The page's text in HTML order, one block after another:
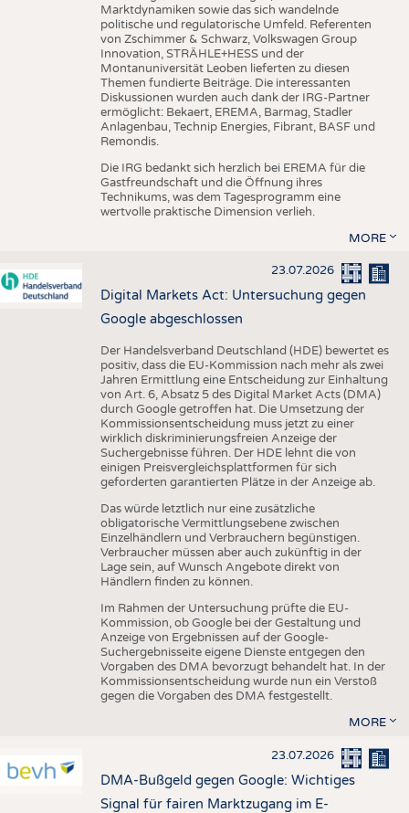
Marktdynamiken sowie das sich wandelnde
politische und regulatorische Umfeld. Referenten
von Zschimmer & Schwarz, Volkswagen Group
Innovation, STRÄHLE+HESS und der
Montanuniversität Leoben lieferten zu diesen
Themen fundierte Beiträge. Die interessanten
Diskussionen wurden auch dank der IRG-Partner
ermöglicht: Bekaert, EREMA, Barmag, Stadler
Anlagenbau, Technip Energies, Fibrant, BASF und
Remondis.
Die IRG bedankt sich herzlich bei EREMA für die
Gastfreundschaft und die Öffnung ihres
Technikums, was dem Tagesprogramm eine
wertvolle praktische Dimension verlieh.
MORE
23.07.2026
Digital Markets Act: Untersuchung gegen
Google abgeschlossen
Der Handelsverband Deutschland (HDE) bewertet es
positiv, dass die EU-Kommission nach mehr als zwei
Jahren Ermittlung eine Entscheidung zur Einhaltung
von Art. 6, Absatz 5 des Digital Market Acts (DMA)
durch Google getroffen hat. Die Umsetzung der
Kommissionsentscheidung muss jetzt zu einer
wirklich diskriminierungsfreien Anzeige der
Suchergebnisse führen. Der HDE lehnt die von
einigen Preisvergleichsplattformen für sich
geforderten garantierten Plätze in der Anzeige ab.
Das würde letztlich nur eine zusätzliche
obligatorische Vermittlungsebene zwischen
Einzelhändlern und Verbrauchern begünstigen.
Verbraucher müssen aber auch zukünftig in der
Lage sein, auf Wunsch Angebote direkt von
Händlern finden zu können.
Im Rahmen der Untersuchung prüfte die EU-
Kommission, ob Google bei der Gestaltung und
Anzeige von Ergebnissen auf der Google-
Suchergebnisseite eigene Dienste entgegen den
Vorgaben des DMA bevorzugt behandelt hat. In der
Kommissionsentscheidung wurde nun ein Verstoß
gegen die Vorgaben des DMA festgestellt.
MORE
23.07.2026
DMA-Bußgeld gegen Google: Wichtiges
Signal für fairen Marktzugang im E-